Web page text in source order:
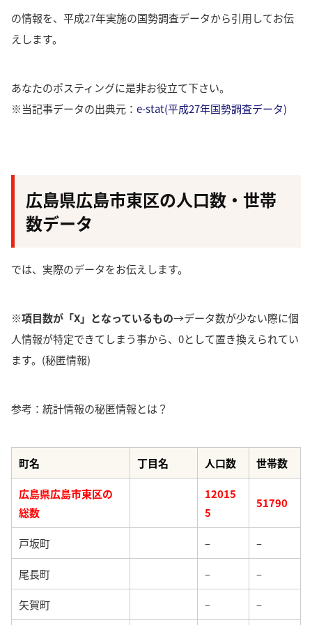
の情報を、平成27年実施の国勢調査データから引用してお伝
えします。
あなたのポスティングに是非お役立て下さい。
※当記事データの出典元： e-stat(平成27年国勢調査データ)
広島県広島市東区の人口数・世帯
数データ
では、実際のデータをお伝えします。
※項目数が「X」となっているもの→データ数が少ない際に個
人情報が特定できてしまう事から、0として置き換えられてい
ます。(秘匿情報)
参考：統計情報の秘匿情報とは？
町名 丁目名 人口数 世帯数
広島県広島市東区の
総数
12015
5
51790
戸坂町 – –
尾長町 – –
矢賀町 – –